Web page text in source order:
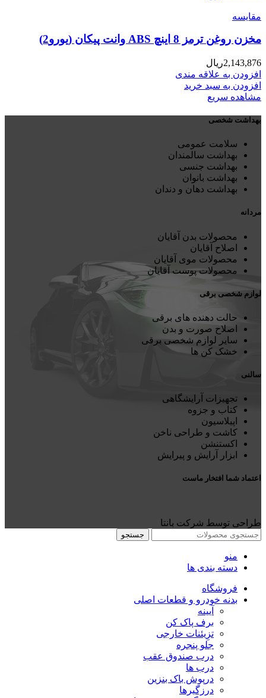
مقایسه
مخزن روغن ترمز 8 اینچ ABS وانت پیکان (یورو2)
2,143,876ریال
افزودن به علاقه مندی
افزودن به سبد خرید
مشاهده سریع
بهداشت شخصی
سلامت عمومی
بهداشت سالمندان
بهداشت جنسی
بهداشت بانوان
بهداشت دهان و دندان
مردانه
محصولات بدن آقایان
اصلاح آقایان
محصولات موی آقایان
محصولات پوست آقایان
لوازم شخصی برقی
حالت دهنده های برقی
اصلاح صورت و بدن
سایر لوازم شخصی برقی
خشک کن ها
سالنی
تجهیزات آرایشگاهی
کتاب و جزوه
اپیلاسیون
کاشت و طراحی ناخن
اکستنشن
ابزار آرایش و پیرایش
اعتماد شما افتخار ماست
طراحی توسط شرکت بانتا
جستجو
منو
دسته بندی ها
فروشگاه
بدنه خودرو و قطعات اصلی
آیینه
برف پاک کن
تزِیئنات خارجی
جلو پنجره
درب صندوق عقب
درب ها
درپوش باک بنزین
درزگیرها